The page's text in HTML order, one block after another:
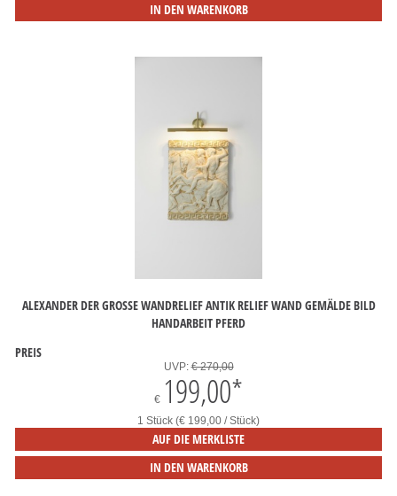
IN DEN WARENKORB
ALEXANDER DER GROSSE WANDRELIEF ANTIK RELIEF WAND GEMÄLDE BILD H
ANDARBEIT PFERD
PREIS
UVP:€ 270,00
€ 199,00*
1 Stück (€ 199,00 / Stück)
AUF DIE MERKLISTE
IN DEN WARENKORB